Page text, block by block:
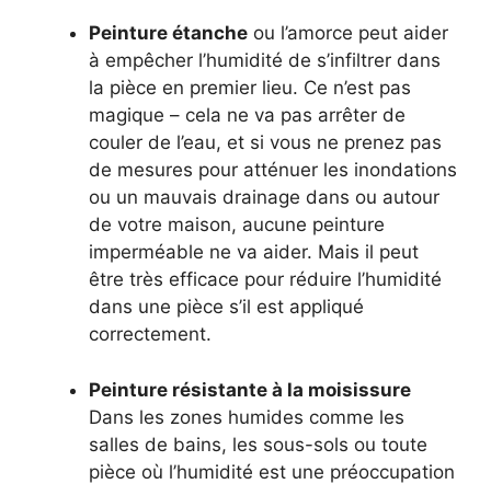
Peinture étanche ou l’amorce peut aider
à empêcher l’humidité de s’infiltrer dans
la pièce en premier lieu. Ce n’est pas
magique – cela ne va pas arrêter de
couler de l’eau, et si vous ne prenez pas
de mesures pour atténuer les inondations
ou un mauvais drainage dans ou autour
de votre maison, aucune peinture
imperméable ne va aider. Mais il peut
être très efficace pour réduire l’humidité
dans une pièce s’il est appliqué
correctement.
Peinture résistante à la moisissure
Dans les zones humides comme les
salles de bains, les sous-sols ou toute
pièce où l’humidité est une préoccupation